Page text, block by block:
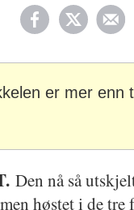
er mer enn
Den nå så
høstet i de tre